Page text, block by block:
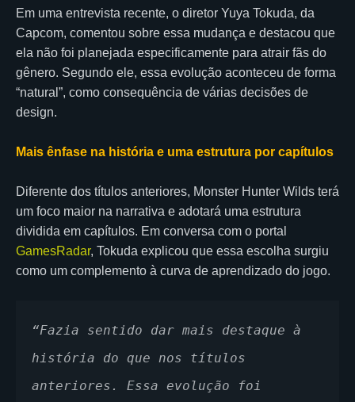
Em uma entrevista recente, o diretor Yuya Tokuda, da
Capcom, comentou sobre essa mudança e destacou que
ela não foi planejada especificamente para atrair fãs do
gênero. Segundo ele, essa evolução aconteceu de forma
“natural”, como consequência de várias decisões de
design.
Mais ênfase na história e uma estrutura por capítulos
Diferente dos títulos anteriores, Monster Hunter Wilds terá
um foco maior na narrativa e adotará uma estrutura
dividida em capítulos. Em conversa com o portal
GamesRadar, Tokuda explicou que essa escolha surgiu
como um complemento à curva de aprendizado do jogo.
“Fazia sentido dar mais destaque à
história do que nos títulos
anteriores. Essa evolução foi